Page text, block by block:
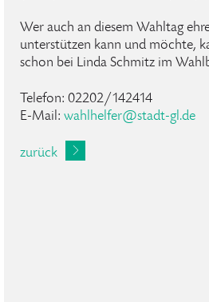
Wer auch an diesem Wahltag
unterstützen kann und möchte,
schon bei Linda Schmitz im
Telefon: 02202/142414
E-Mail: wahlhelfer@stadt-gl.de
zurück